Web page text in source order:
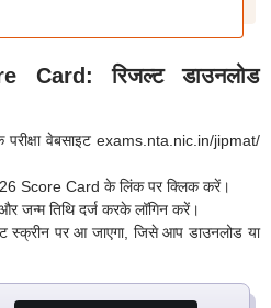
Card: रिजल्ट डाउनलोड
परीक्षा वेबसाइट exams.nta.nic.in/jipmat/
Score Card के लिंक पर क्लिक करें।
जन्म तिथि दर्ज करके लॉगिन करें।
स्क्रीन पर आ जाएगा, जिसे आप डाउनलोड या